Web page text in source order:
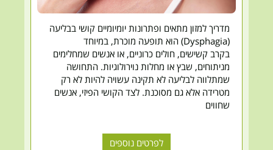
מדריך למזון מתאים ופתרונות יומיומיים קושי בבליעה
(Dysphagia) הוא תופעה מוכרת, במיוחד
בקרב קשישים, חולים כרוניים, או אנשים שמחלימים
מניתוחים, שבץ או מחלות נוירולוגיות. התחושה
שמתלווה לבליעה לא תקינה עשויה להיות לא רק
מטרידה אלא גם מסוכנת. לצד הקושי הפיזי, אנשים
שחווים
לפרטים נוספים